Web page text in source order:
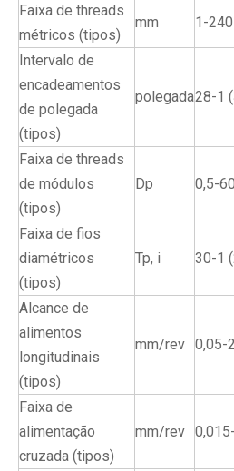
Faixa de threads
métricos (tipos)
mm 1-
Intervalo de
encadeamentos
de polegada
(tipos)
polegada28-1
Faixa de threads
de módulos
(tipos)
Dp 0,5-
Faixa de fios
diamétricos
(tipos)
Tp, i 30-1
Alcance de
alimentos
longitudinais
(tipos)
mm/rev 0,05-
Faixa de
alimentação
cruzada (tipos)
mm/rev